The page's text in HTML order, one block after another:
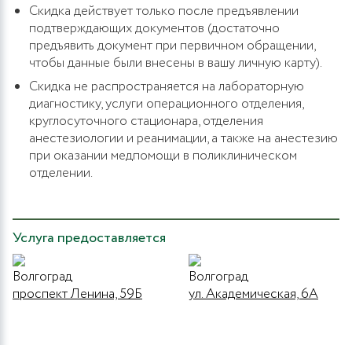
Скидка действует только после предъявлении
подтверждающих документов (достаточно
предъявить документ при первичном обращении,
чтобы данные были внесены в вашу личную карту).
Скидка не распространяется на лабораторную
диагностику, услуги операционного отделения,
круглосуточного стационара, отделения
анестезиологии и реанимации, а также на анестезию
при оказании медпомощи в поликлиническом
отделении.
Услуга предоставляется
Волгоград
проспект Ленина, 59Б
Волгоград
ул. Академическая, 6А